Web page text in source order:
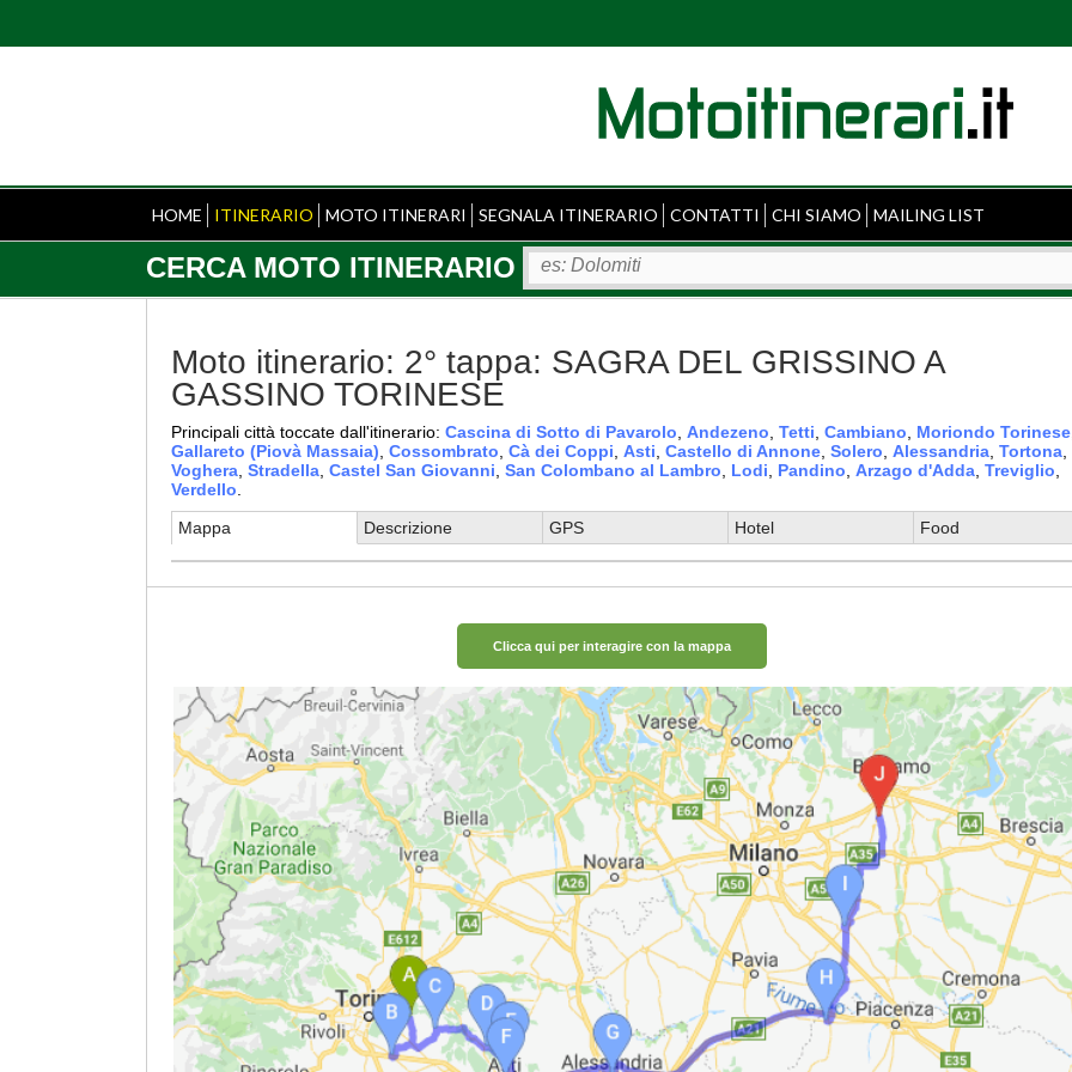
HOME ITINERARIO MOTO ITINERARI SEGNALA ITINERARIO CONTATTI CHI SIAMO MAILING LIST
CERCA MOTO ITINERARIO
Moto itinerario: 2° tappa: SAGRA DEL GRISSINO A
GASSINO TORINESE
Principali città toccate dall'itinerario: Cascina di Sotto di Pavarolo Andezeno Tetti Cambiano Moriondo Torinese
Gallareto (Piovà Massaia) Cossombrato Cà dei Coppi Asti Castello di Annone Solero Alessandria Tortona
Voghera Stradella Castel San Giovanni San Colombano al Lambro Lodi Pandino Arzago d'Adda Treviglio
Verdello
Mappa
Descrizione GPS Hotel Food
Clicca qui per interagire con la mappa